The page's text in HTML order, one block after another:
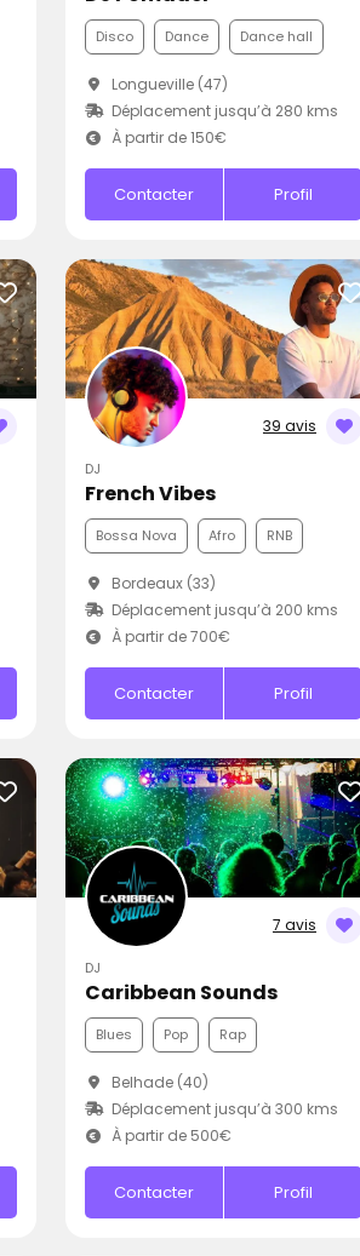
Disco Dance Dance hall
Longueville (47)
Déplacement jusqu’à 280 kms
À partir de 150€
Contacter Profil
39 avis
DJ
French Vibes
Bossa Nova Afro RNB
Bordeaux (33)
Déplacement jusqu’à 200 kms
À partir de 700€
Contacter Profil
7 avis
DJ
Caribbean Sounds
Blues Pop Rap
Belhade (40)
Déplacement jusqu’à 300 kms
À partir de 500€
Contacter Profil